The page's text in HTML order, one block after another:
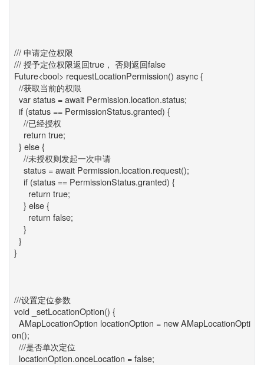
/// 申请定位权限
/// 授予定位权限返回true， 否则返回false
Future<bool> requestLocationPermission() async {
//获取当前的权限
var status = await Permission.location.status;
if (status == PermissionStatus.granted) {
//已经授权
return true;
} else {
//未授权则发起一次申请
status = await Permission.location.request();
if (status == PermissionStatus.granted) {
return true;
} else {
return false;
}
}
}
///设置定位参数
void _setLocationOption() {
AMapLocationOption locationOption = new AMapLocationOpti
on();
///是否单次定位
locationOption.onceLocation = false;